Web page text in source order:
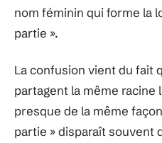
nom féminin qui forme la
partie ».
La confusion vient du fait
partagent la même
presque de la même
partie » disparaît souvent